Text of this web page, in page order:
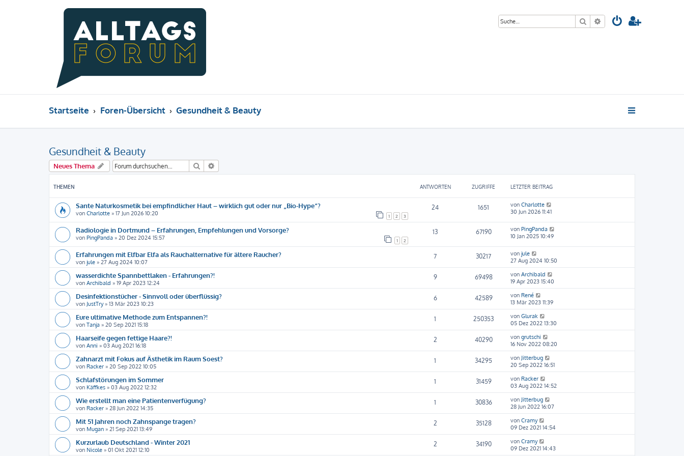
Suche Erweiterte Suche
Startseite Foren-Übersicht Gesundheit & Beauty
Gesundheit & Beauty
Neues Thema Suche
THEMEN ANTWORTEN ZUGRIFFE LETZTER BEITRAG
Sante Naturkosmetik bei empfindlicher Haut – wirklich gut oder nur „Bio-Hype“?
von Charlotte » 17 Jun 2026 10:20 1 2 3
24 1651 von Charlotte
30 Jun 2026 11:41
Radiologie in Dortmund – Erfahrungen, Empfehlungen und Vorsorge?
von PingPanda » 20 Dez 2024 15:57 1 2
13 67190 von PingPanda
10 Jan 2025 10:49
Erfahrungen mit Elfbar Elfa als Rauchalternative für ältere Raucher?
von jule » 27 Aug 2024 10:07
7 30217 von jule
27 Aug 2024 10:50
wasserdichte Spannbettlaken - Erfahrungen?!
von Archibald » 19 Apr 2023 12:24
9 69498 von Archibald
19 Apr 2023 15:40
Desinfektionstücher - Sinnvoll oder überflüssig?
von JustTry» 13 Mär 2023 10:23
6 42589 von René
13 Mär 2023 11:39
Eure ultimative Methode zum Entspannen?!
von Tanja » 20 Sep 2021 15:18
1 250353 von Glurak
05 Dez 2022 13:30
Haarseife gegen fettige Haare?!
von Anni » 03 Aug 2021 16:18
2 40290 von grutschi
16 Nov 2022 08:20
Zahnarzt mit Fokus auf Ästhetik im Raum Soest?
von Racker » 20 Sep 2022 10:05
1 34295 von Jitterbug
20 Sep 2022 16:51
Schlafstörungen im Sommer
von Käffkes » 03 Aug 2022 12:32
1 31459 von Racker
03 Aug 2022 14:52
Wie erstellt man eine Patientenverfügung?
von Racker » 28 Jun 2022 14:35
1 30836 von Jitterbug
28 Jun 2022 16:07
Mit 51 Jahren noch Zahnspange tragen?
von Mugan » 21 Sep 2021 13:49
2 35128 von Cramy
09 Dez 2021 14:54
Kurzurlaub Deutschland - Winter 2021
von Nicole » 01 Okt 2021 12:10
2 34190 von Cramy
09 Dez 2021 14:43